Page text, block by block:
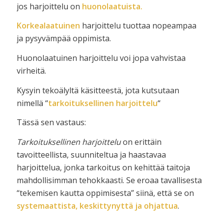
jos harjoittelu on huonolaatuista.
Korkealaatuinen harjoittelu tuottaa nopeampaa
ja pysyvämpää oppimista.
Huonolaatuinen harjoittelu voi jopa vahvistaa
virheitä.
Kysyin tekoälyltä käsitteestä, jota kutsutaan
nimellä “tarkoituksellinen harjoittelu“
Tässä sen vastaus:
Tarkoituksellinen harjoitteluon erittäin
tavoitteellista, suunniteltua ja haastavaa
harjoittelua, jonka tarkoitus on kehittää taitoja
mahdollisimman tehokkaasti. Se eroaa tavallisesta
“tekemisen kautta oppimisesta” siinä, että se on
systemaattista, keskittynyttä ja ohjattua.